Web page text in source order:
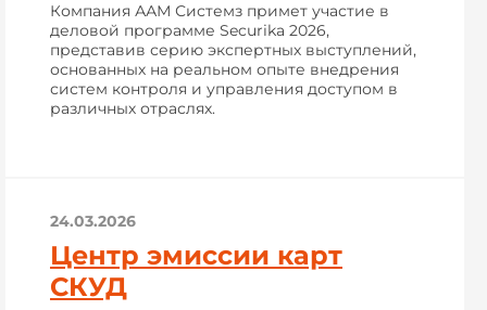
Компания ААМ Системз примет участие в
деловой программе Securika 2026,
представив серию экспертных выступлений,
основанных на реальном опыте внедрения
систем контроля и управления доступом в
различных отраслях.
24.03.2026
Центр эмиссии карт
СКУД